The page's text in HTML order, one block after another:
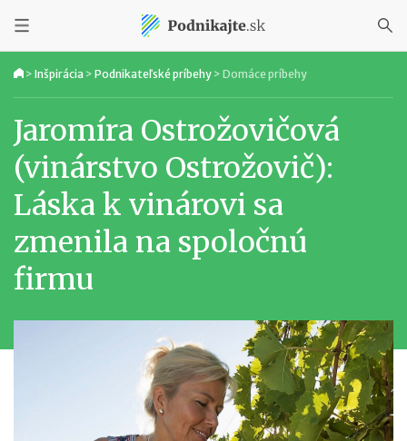
> Inšpirácia > Podnikateľské príbehy > Domáce príbehy
Jaromíra Ostrožovičová
(vinárstvo Ostrožovič):
Láska k vinárovi sa
zmenila na spoločnú
firmu